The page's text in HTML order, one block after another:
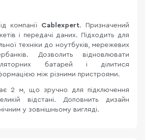
компанії Cablexpert. Призначений
і передачі даних. Підходить для
техніки до ноутбуків, мережевих
Дозволить відновлювати
батарей і ділитися
між різними пристроями.
2 м, що зручно для підключення
відстані. Доповнить дизайн
у зовнішньому вигляді.